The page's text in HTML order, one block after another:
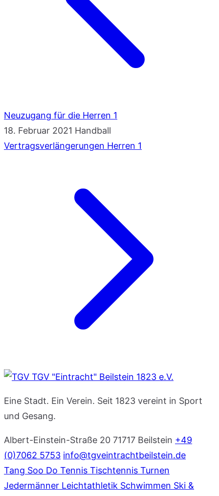
Neuzugang für die Herren 1
18. Februar 2021 Handball
Vertragsverlängerungen Herren 1
TGV "Eintracht" Beilstein 1823 e.V.
Eine Stadt. Ein Verein. Seit 1823 vereint in Sport
und Gesang.
Albert-Einstein-Straße 20 71717 Beilstein +49
(0)7062 5753 info@tgveintrachtbeilstein.de
Tang Soo Do Tennis Tischtennis Turnen
Jedermänner Leichtathletik Schwimmen Ski &